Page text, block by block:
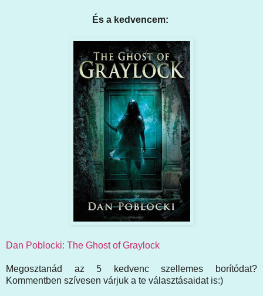
És a kedvencem:
Dan Poblocki: The Ghost of Graylock
Megosztanád az 5 kedvenc szellemes borítódat?
Kommentben szívesen várjuk a te választásaidat is:)